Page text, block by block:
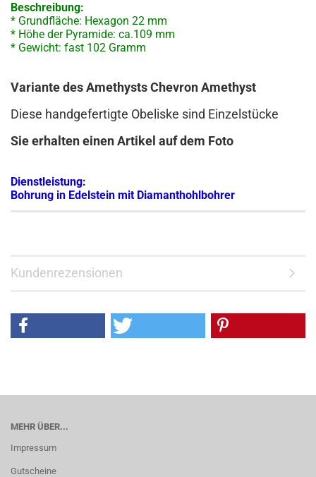
Beschreibung:
* Grundfläche: Hexagon 22 mm
* Höhe der Pyramide: ca.109 mm
* Gewicht: fast 102 Gramm
Variante des Amethysts Chevron Amethyst
Diese handgefertigte Obeliske sind Einzelstücke
Sie erhalten einen Artikel auf dem Foto
Dienstleistung:
Bohrung in Edelstein mit Diamanthohlbohrer
Kundenrezensionen
MEHR ÜBER...
Impressum
Gutscheine